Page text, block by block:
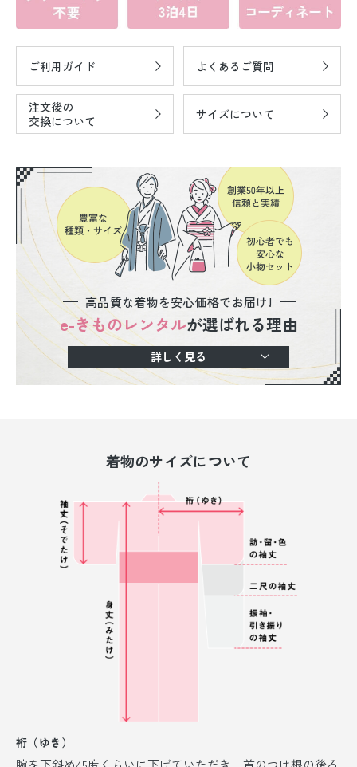
ご利用ガイド よくあるご質問
注文後の
交換について
サイズについて
高品質な着物を安心価格でお届け!
e-きものレンタルが選ばれる理由
詳しく見る
着物のサイズについて
裄（ゆき）